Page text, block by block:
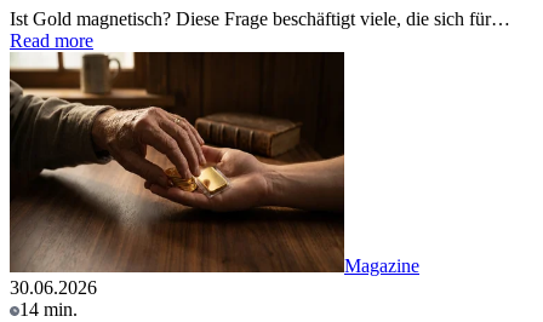
Ist Gold magnetisch? Diese Frage beschäftigt viele, die sich für…
Read more
Magazine
30.06.2026
14 min.